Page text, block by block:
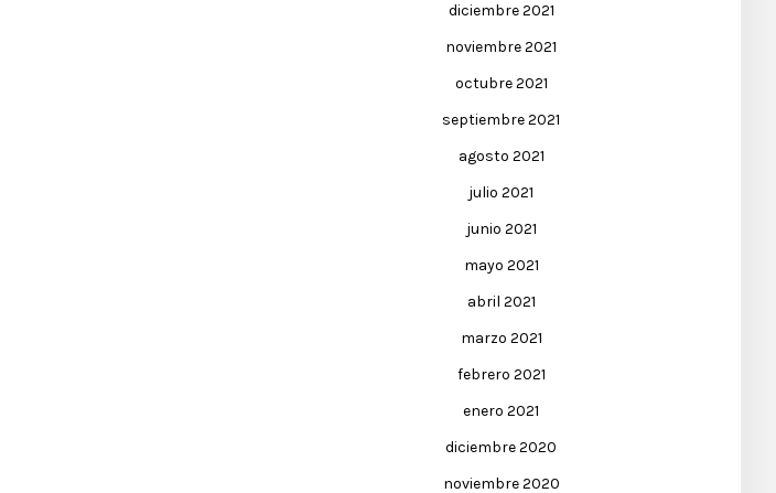
diciembre 2021
noviembre 2021
octubre 2021
septiembre 2021
agosto 2021
julio 2021
junio 2021
mayo 2021
abril 2021
marzo 2021
febrero 2021
enero 2021
diciembre 2020
noviembre 2020